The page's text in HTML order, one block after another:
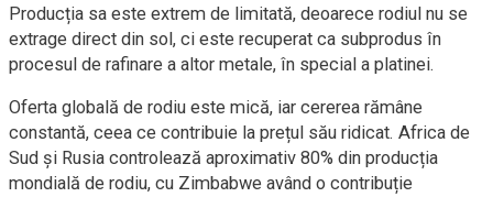
Producția sa este extrem de limitată, deoarece rodiul nu se
extrage direct din sol, ci este recuperat ca subprodus în
procesul de rafinare a altor metale, în special a platinei.
Oferta globală de rodiu este mică, iar cererea rămâne
constantă, ceea ce contribuie la prețul său ridicat. Africa de
Sud și Rusia controlează aproximativ 80% din producția
mondială de rodiu, cu Zimbabwe având o contribuție